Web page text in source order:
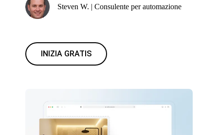
Steven W. | Consulente per automazione
INIZIA GRATIS